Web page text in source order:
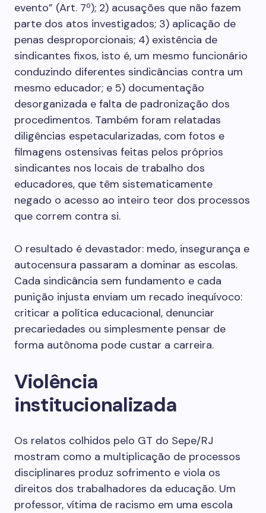
evento” (Art. 7º); 2) acusações que não fazem
parte dos atos investigados; 3) aplicação de
penas desproporcionais; 4) existência de
sindicantes fixos, isto é, um mesmo funcionário
conduzindo diferentes sindicâncias contra um
mesmo educador; e 5) documentação
desorganizada e falta de padronização dos
procedimentos. Também foram relatadas
diligências espetacularizadas, com fotos e
filmagens ostensivas feitas pelos próprios
sindicantes nos locais de trabalho dos
educadores, que têm sistematicamente
negado o acesso ao inteiro teor dos processos
que correm contra si.
O resultado é devastador: medo, insegurança e
autocensura passaram a dominar as escolas.
Cada sindicância sem fundamento e cada
punição injusta enviam um recado inequívoco:
criticar a política educacional, denunciar
precariedades ou simplesmente pensar de
forma autônoma pode custar a carreira.
Violência
institucionalizada
Os relatos colhidos pelo GT do Sepe/RJ
mostram como a multiplicação de processos
disciplinares produz sofrimento e viola os
direitos dos trabalhadores da educação. Um
professor, vítima de racismo em uma escola